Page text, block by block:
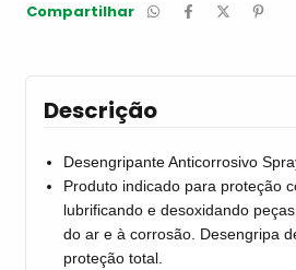
Compartilhar
Descrição
Desengripante Anticorrosivo
Produto indicado para proteção
lubrificando e desoxidando
do ar e à corrosão. Desengripa
proteção total.